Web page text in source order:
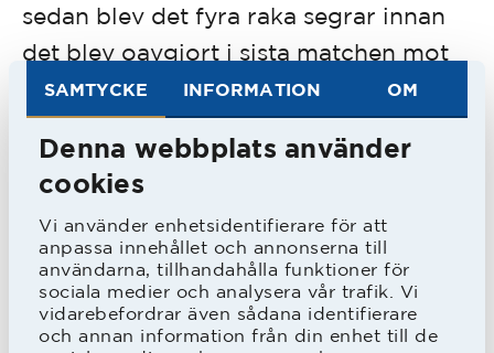
SAMTYCKE INFORMATION OM
Denna webbplats använder
cookies
Vi använder enhetsidentifierare för att
anpassa innehållet och annonserna till
användarna, tillhandahålla funktioner för
sociala medier och analysera vår trafik. Vi
vidarebefordrar även sådana identifierare
och annan information från din enhet till de
sedan blev det fyra raka segrar innan
det blev oavgjort i sista matchen mot
Norrby IF.
I vårens derbymatchen mot Halmia
vann HBK med 3-1, vilket betydde att
HBK sparkade ner sina grannar till div.
III.